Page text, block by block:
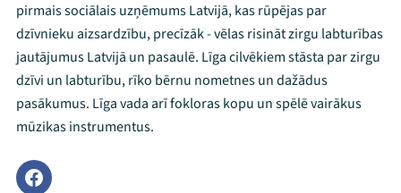
pirmais sociālais uzņēmums Latvijā, kas rūpējas par
dzīvnieku aizsardzību, precīzāk - vēlas risināt zirgu labturības
jautājumus Latvijā un pasaulē. Līga cilvēkiem stāsta par zirgu
dzīvi un labturību, rīko bērnu nometnes un dažādus
pasākumus. Līga vada arī fokloras kopu un spēlē vairākus
mūzikas instrumentus.